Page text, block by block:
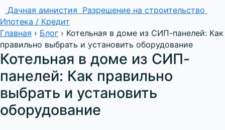
Дачная амнистия Разрешение на строительство
Ипотека / Кредит
Главная › Блог › Котельная в доме из СИП-панелей: Как
правильно выбрать и установить оборудование
Котельная в доме из СИП-
панелей: Как правильно
выбрать и установить
оборудование